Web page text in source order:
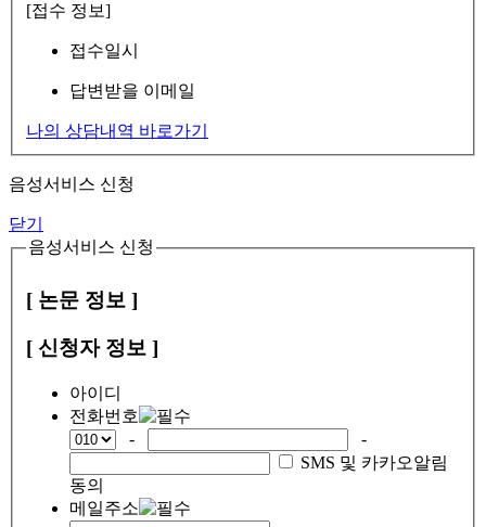
[접수 정보]
접수일시
답변받을 이메일
나의 상담내역 바로가기
음성서비스 신청
닫기
음성서비스 신청
[ 논문 정보 ]
[ 신청자 정보 ]
아이디
전화번호
-
-
SMS 및 카카오알림
동의
메일주소